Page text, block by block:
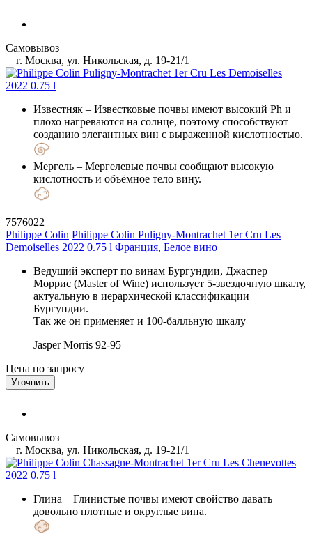
Самовывоз
г. Москва, ул. Никольская, д. 19-21/1
Известняк – Известковые почвы имеют высокий Ph и
плохо нагреваются на солнце, поэтому способствуют
созданию элегантных вин с выраженной кислотностью.
Мергель – Мергелевые почвы сообщают высокую
кислотность и объёмное тело вину.
7576022
Philippe Colin Philippe Colin Puligny-Montrachet 1er Cru Les
Demoiselles 2022 0.75 l Франция, Белое вино
Ведущий эксперт по винам Бургундии, Джаспер
Моррис (Master of Wine) использует 5-звездочную шкалу,
актуальную в иерархической классификации
Бургундии.
Так же он применяет и 100-балльную шкалу
Jasper Morris 92-95
Цена по запросу
Уточнить
Самовывоз
г. Москва, ул. Никольская, д. 19-21/1
Глина – Глинистые почвы имеют свойство давать
довольно плотные и округлые вина.